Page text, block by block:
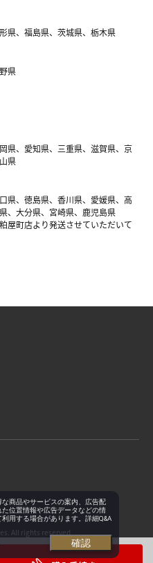
県、福島県、茨城県、栃木県
県
県、愛知県、三重県、滋賀県、京
県
県、徳島県、香川県、愛媛県、高
、大分県、宮崎県、鹿児島県
屋町店より発送させていただいて
All rights reserved.
商品やサービスの案内、広告配
位置情報や広告データなどの情
用する場合があります。詳細Q&A
確認